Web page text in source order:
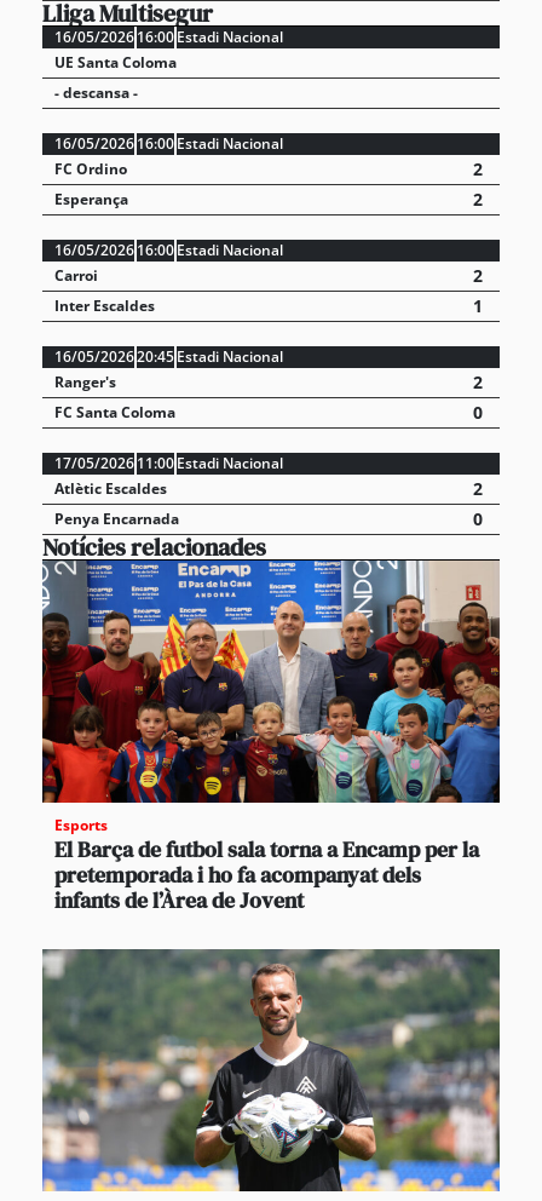
Lliga Multisegur
16/05/202616:00Estadi Nacional
UE Santa Coloma
- descansa -
16/05/202616:00Estadi Nacional
FC Ordino
2
Esperança 2
16/05/202616:00Estadi Nacional
Carroi
2
Inter Escaldes 1
16/05/202620:45Estadi Nacional
Ranger's
2
FC Santa Coloma 0
17/05/202611:00Estadi Nacional
Atlètic Escaldes
2
Penya Encarnada 0
Notícies relacionades
Esports
El Barça de futbol sala torna a Encamp per la
pretemporada i ho fa acompanyat dels
infants de l’Àrea de Jovent